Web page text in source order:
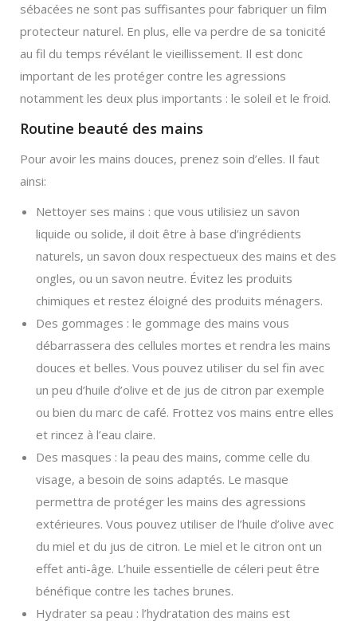
sébacées ne sont pas suffisantes pour fabriquer un film
protecteur naturel. En plus, elle va perdre de sa tonicité
au fil du temps révélant le vieillissement. Il est donc
important de les protéger contre les agressions
notamment les deux plus importants : le soleil et le froid.
Routine beauté des mains
Pour avoir les mains douces, prenez soin d’elles. Il faut
ainsi:
Nettoyer ses mains : que vous utilisiez un savon
liquide ou solide, il doit être à base d’ingrédients
naturels, un savon doux respectueux des mains et des
ongles, ou un savon neutre. Évitez les produits
chimiques et restez éloigné des produits ménagers.
Des gommages : le gommage des mains vous
débarrassera des cellules mortes et rendra les mains
douces et belles. Vous pouvez utiliser du sel fin avec
un peu d’huile d’olive et de jus de citron par exemple
ou bien du marc de café. Frottez vos mains entre elles
et rincez à l’eau claire.
Des masques : la peau des mains, comme celle du
visage, a besoin de soins adaptés. Le masque
permettra de protéger les mains des agressions
extérieures. Vous pouvez utiliser de l’huile d’olive avec
du miel et du jus de citron. Le miel et le citron ont un
effet anti-âge. L’huile essentielle de céleri peut être
bénéfique contre les taches brunes.
Hydrater sa peau : l’hydratation des mains est